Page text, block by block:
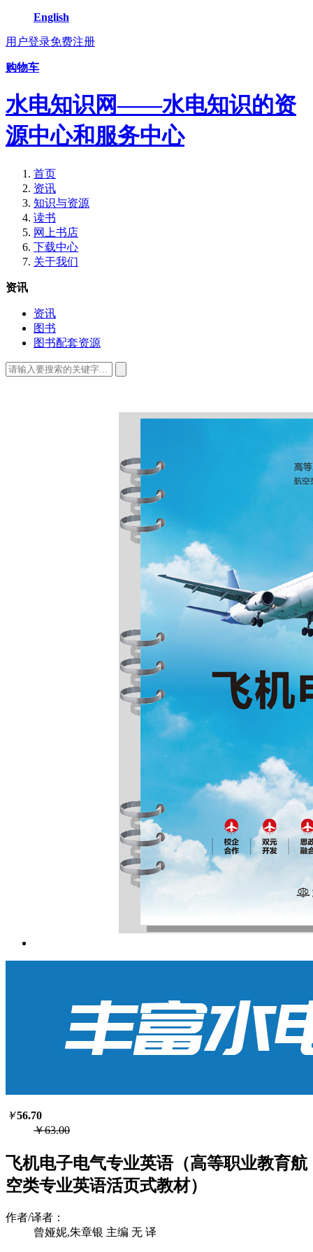
English
用户登录免费注册
购物车
水电知识网——水电知识的资
源中心和服务中心
首页
资讯
知识与资源
读书
网上书店
下载中心
关于我们
资讯
资讯
图书
图书配套资源
￥56.70
￥63.00
飞机电子电气专业英语（高等职业教育航
空类专业英语活页式教材）
作者/译者：
曾娅妮,朱章银 主编 无 译